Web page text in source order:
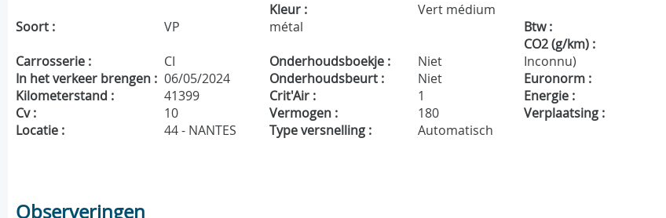
Soort : VP
Kleur :
Vert médium
métal
Btw :
Carrosserie : CI Onderhoudsboekje : Niet
CO2 (g/km) :
Inconnu)
In het verkeer brengen : 06/05/2024 Onderhoudsbeurt : Niet Euronorm :
Kilometerstand :
41399 Crit'Air : 1 Energie :
Cv :
10 Vermogen : 180 Verplaatsing :
Locatie :
44 - NANTES Type versnelling : Automatisch
Observeringen